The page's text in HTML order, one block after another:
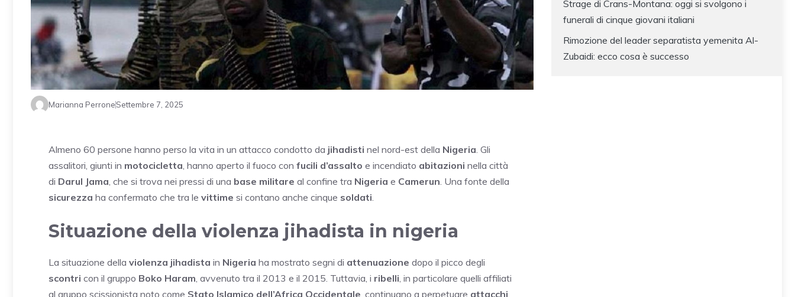
Marianna PerroneSettembre 7, 2025
Almeno 60 persone hanno perso la vita in un attacco condotto da jihadisti nel nord-est della Nigeria. Gli
assalitori, giunti in motocicletta, hanno aperto il fuoco con fucili d’assalto e incendiato abitazioni nella città
di Darul Jama, che si trova nei pressi di una base militare al confine tra Nigeria e Camerun. Una fonte della
sicurezza ha confermato che tra le vittime si contano anche cinque soldati.
Situazione della violenza jihadista in nigeria
La situazione della violenza jihadista in Nigeria ha mostrato segni di attenuazione dopo il picco degli
scontri con il gruppo Boko Haram, avvenuto tra il 2013 e il 2015. Tuttavia, i ribelli, in particolare quelli affiliati
al gruppo scissionista noto come Stato Islamico dell’Africa Occidentale , continuano a perpetuare attacchi
Strage di Crans-Montana: oggi si svolgono i
funerali di cinque giovani italiani
Rimozione del leader separatista yemenita Al-
Zubaidi: ecco cosa è successo